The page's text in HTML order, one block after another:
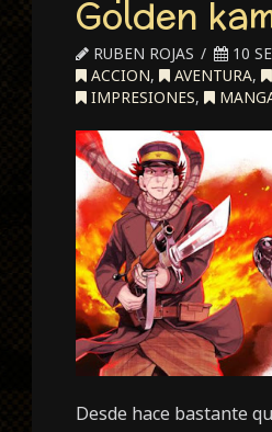
Golden
RUBEN ROJAS
10
ACCION, AVENTURA,
IMPRESIONES,
Desde hace bastante